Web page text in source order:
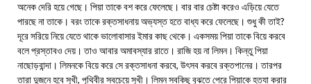
অনেক দেরি হয়ে গেছে। পিয়া তাকে বশ করে ফেলেছে। বার বার চেষ্টা করেও এড়িয়ে যেতে
পারছে না তাকে। বরং তাকে রক্তসাধনায় অভ্যস্ত হতে বাধ্য করে ফেলেছে। শুধু কী তাই?
দূরে সরিয়ে নিয়ে যেতে থাকে ভালোবাসার ইমার কাছ থেকে। একসময় পিয়া তাকে বিয়ে করবে
বলে প্রস্তাবও দেয়। তাও আবার অমাবস্যার রাতে। রাজি হয় না লিমন। কিন্তু পিয়া
নাছোড়বান্দা। লিমনকে বিয়ে করে সে রক্তসাধনা করবে, উৎসব করবে রক্তপানের। তারপর
তারা দুজনে হবে সুখী, পৃথিবীর সবচেয়ে সুখী। লিমন সবকিছু বুঝতে পেরে পিয়াকে হত্যা করার